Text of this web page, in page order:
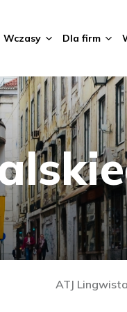
Wczasy Dla firm
ATJ Lingwista